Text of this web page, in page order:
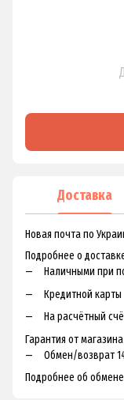
Доставка
Новая почта по
Подробнее о
Наличными при
Кредитной карты
На расчётный
Гарантия от
Обмен/возврат
Подробнее об